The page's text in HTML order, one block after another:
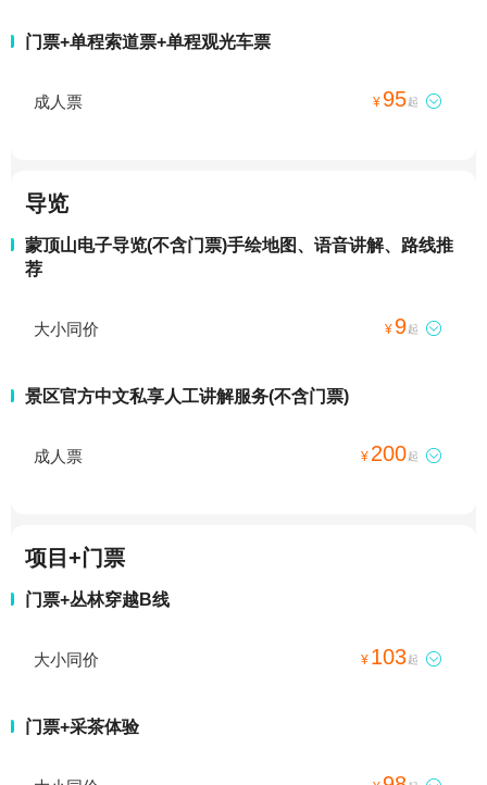
门票+单程索道票+单程观光车票
成人票 ¥ 95起 
导览
蒙顶山电子导览(不含门票)手绘地图、语音讲解、路线推
荐
大小同价 ¥ 9起 
景区官方中文私享人工讲解服务(不含门票)
成人票 ¥ 200起 
项目+门票
门票+丛林穿越B线
大小同价 ¥ 103起 
门票+采茶体验